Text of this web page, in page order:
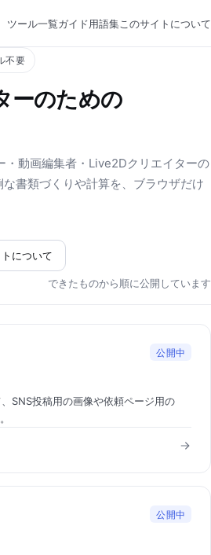
ツール一覧ガイド用語集このサイトについて
不要
ーのための
動画編集者・Live2Dクリエイターの
書類づくりや計算を、ブラウザだけ
について
できたものから順に公開しています
公開中
SNS投稿用の画像や依頼ページ用の
公開中